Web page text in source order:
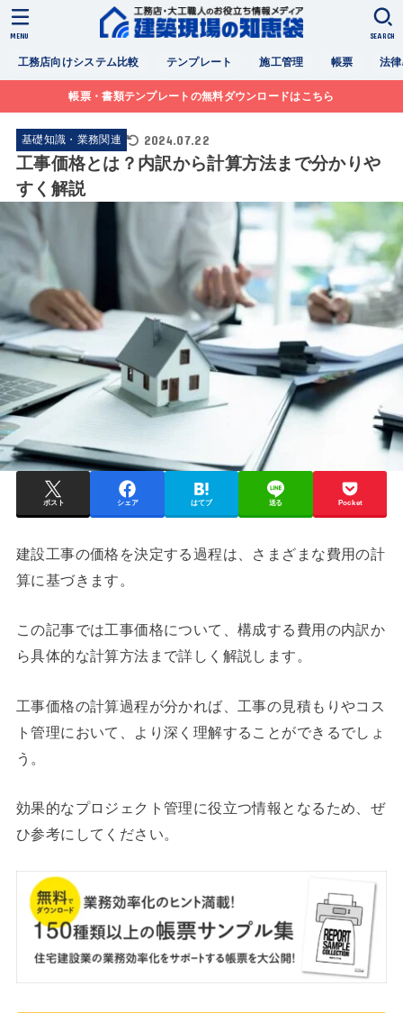
工務店向けシステム比較 テンプレート 施工管理 帳票 法
SEARCH
MENU
帳票・書類テンプレートの無料ダウンロードはこちら
基礎知識・業務関連 2024.07.22
工事価格とは？内訳から計算方法まで分かりや
すく解説
ポスト シェア はてブ 送る Pocket
建設工事の価格を決定する過程は、さまざまな費用の計
算に基づきます。
この記事では工事価格について、構成する費用の内訳か
ら具体的な計算方法まで詳しく解説します。
工事価格の計算過程が分かれば、工事の見積もりやコス
ト管理において、より深く理解することができるでしょ
う。
効果的なプロジェクト管理に役立つ情報となるため、ぜ
ひ参考にしてください。